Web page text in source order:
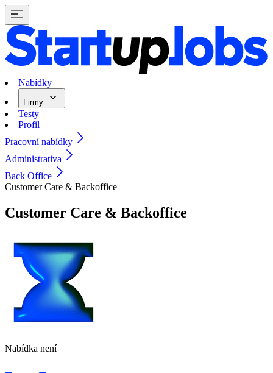
Nabídky
Firmy
Testy
Profil
Pracovní nabídky
Administrativa
Back Office
Customer Care & Backoffice
Customer Care & Backoffice
Nabídka není